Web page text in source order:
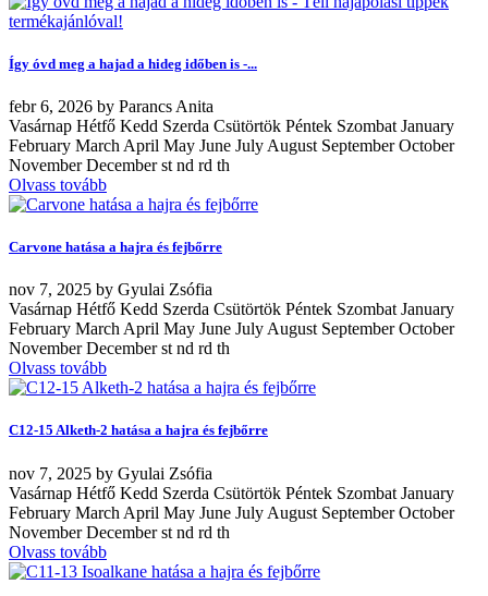
Így óvd meg a hajad a hideg időben is -...
febr6, 2026 by Parancs Anita
Vasárnap Hétfő Kedd Szerda Csütörtök Péntek Szombat January
February March April May June July August September October
November December st nd rd th
Olvass tovább
Carvone hatása a hajra és fejbőrre
nov 7, 2025 by Gyulai Zsófia
Vasárnap Hétfő Kedd Szerda Csütörtök Péntek Szombat January
February March April May June July August September October
November December st nd rd th
Olvass tovább
C12-15 Alketh-2 hatása a hajra és fejbőrre
nov 7, 2025 by Gyulai Zsófia
Vasárnap Hétfő Kedd Szerda Csütörtök Péntek Szombat January
February March April May June July August September October
November December st nd rd th
Olvass tovább